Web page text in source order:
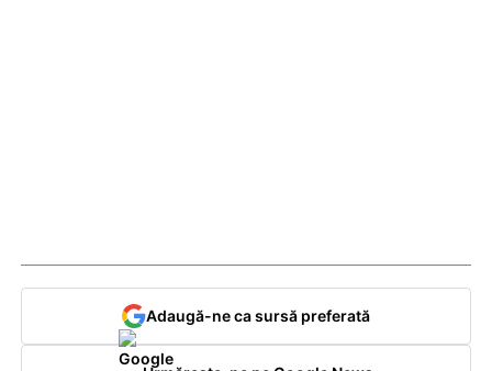
Adaugă-ne ca sursă preferată